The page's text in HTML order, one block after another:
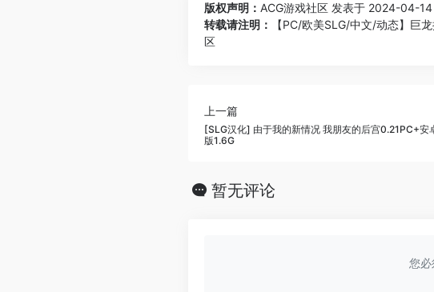
版权声明： ACG游戏社区 发表于 2024-04-14
转载请注明：
【PC/欧美SLG/中文/动态】巨
区
上一篇
[SLG汉化] 由于我的新情况 我朋友的后宫0.21PC+安
版1.6G
暂无评论
您必